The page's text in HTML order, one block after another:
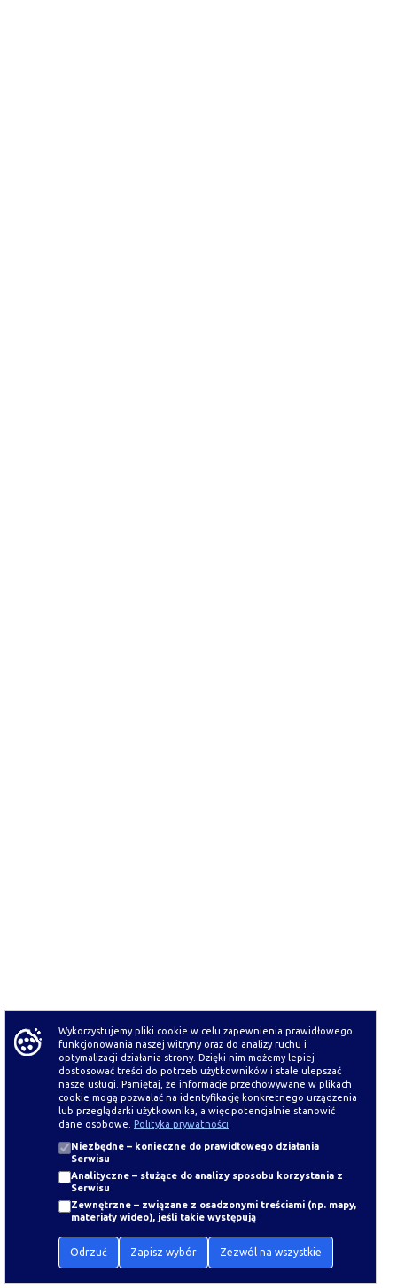
Wykorzystujemy pliki cookie w celu zapewnienia prawidłowego
funkcjonowania naszej witryny oraz do analizy ruchu i
optymalizacji działania strony. Dzięki nim możemy lepiej
dostosować treści do potrzeb użytkowników i stale ulepszać
nasze usługi. Pamiętaj, że informacje przechowywane w plikach
cookie mogą pozwalać na identyfikację konkretnego urządzenia
lub przeglądarki użytkownika, a więc potencjalnie stanowić
dane osobowe. Polityka prywatności
Niezbędne – konieczne do prawidłowego działania
Serwisu
Analityczne – służące do analizy sposobu korzystania z
Serwisu
Zewnętrzne – związane z osadzonymi treściami (np. mapy,
materiały wideo), jeśli takie występują
Odrzuć Zapisz wybór Zezwól na wszystkie